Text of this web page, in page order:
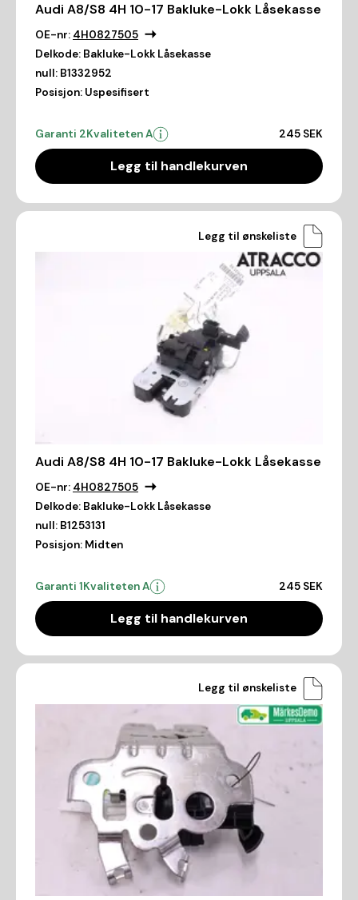
Audi A8/S8 4H 10-17 Bakluke-Lokk Låsekasse
OE-nr: 4H0827505
Delkode: Bakluke-Lokk Låsekasse
null: B1332952
Posisjon: Uspesifisert
Garanti 2Kvaliteten A 245 SEK
Legg til handlekurven
Legg til ønskeliste
Audi A8/S8 4H 10-17 Bakluke-Lokk Låsekasse
OE-nr: 4H0827505
Delkode: Bakluke-Lokk Låsekasse
null: B1253131
Posisjon: Midten
Garanti 1Kvaliteten A 245 SEK
Legg til handlekurven
Legg til ønskeliste